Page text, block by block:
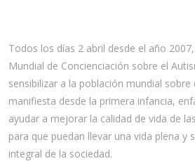
Todos los días 2 abril desde el año
Mundial de Concienciación sobre el
sensibilizar a la población mundial
manifiesta desde la primera infancia,
ayudar a mejorar la calidad de vida de
para que puedan llevar una vida plena y
integral de la sociedad.